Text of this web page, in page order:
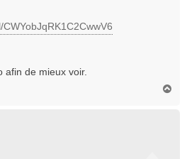
afin de mieux voir.